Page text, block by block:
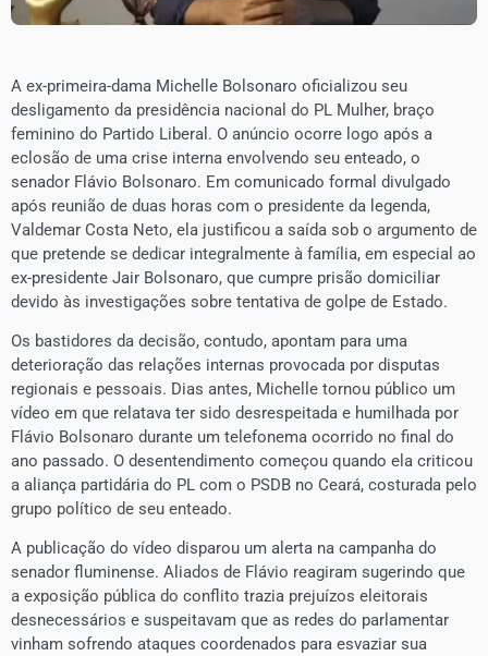
A ex-primeira-dama Michelle Bolsonaro oficializou seu
desligamento da presidência nacional do PL Mulher, braço
feminino do Partido Liberal. O anúncio ocorre logo após a
eclosão de uma crise interna envolvendo seu enteado, o
senador Flávio Bolsonaro. Em comunicado formal divulgado
após reunião de duas horas com o presidente da legenda,
Valdemar Costa Neto, ela justificou a saída sob o argumento de
que pretende se dedicar integralmente à família, em especial ao
ex-presidente Jair Bolsonaro, que cumpre prisão domiciliar
devido às investigações sobre tentativa de golpe de Estado.
Os bastidores da decisão, contudo, apontam para uma
deterioração das relações internas provocada por disputas
regionais e pessoais. Dias antes, Michelle tornou público um
vídeo em que relatava ter sido desrespeitada e humilhada por
Flávio Bolsonaro durante um telefonema ocorrido no final do
ano passado. O desentendimento começou quando ela criticou
a aliança partidária do PL com o PSDB no Ceará, costurada pelo
grupo político de seu enteado.
A publicação do vídeo disparou um alerta na campanha do
senador fluminense. Aliados de Flávio reagiram sugerindo que
a exposição pública do conflito trazia prejuízos eleitorais
desnecessários e suspeitavam que as redes do parlamentar
vinham sofrendo ataques coordenados para esvaziar sua